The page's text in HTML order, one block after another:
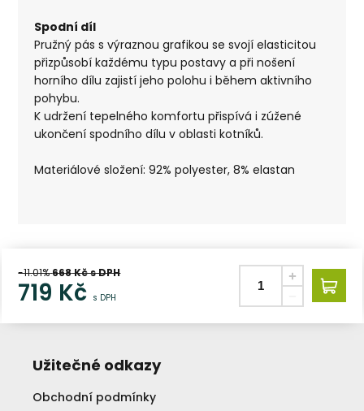
Spodní díl
Pružný pás s výraznou grafikou se svojí elasticitou
přizpůsobí každému typu postavy a při nošení
horního dílu zajistí jeho polohu i během aktivního
pohybu.
K udržení tepelného komfortu přispívá i zúžené
ukončení spodního dílu v oblasti kotníků.
Materiálové složení: 92% polyester, 8% elastan
-11.01%668Kč s DPH
719 Kč s DPH
Užitečné odkazy
Obchodní podmínky